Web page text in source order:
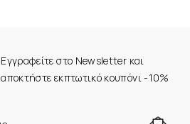
Εγγραφείτε στο Newsletter και
αποκτήστε εκπτωτικό κουπόνι -10%